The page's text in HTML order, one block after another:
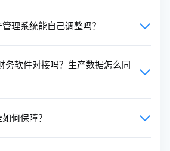
理系统能自己调整吗？
务软件对接吗？生产数据怎么同
何保障？